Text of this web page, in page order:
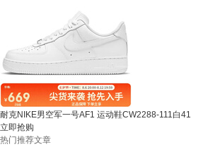
耐克NIKE男空军一号AF1 运动鞋CW2288-111白41
立即抢购
热门推荐文章